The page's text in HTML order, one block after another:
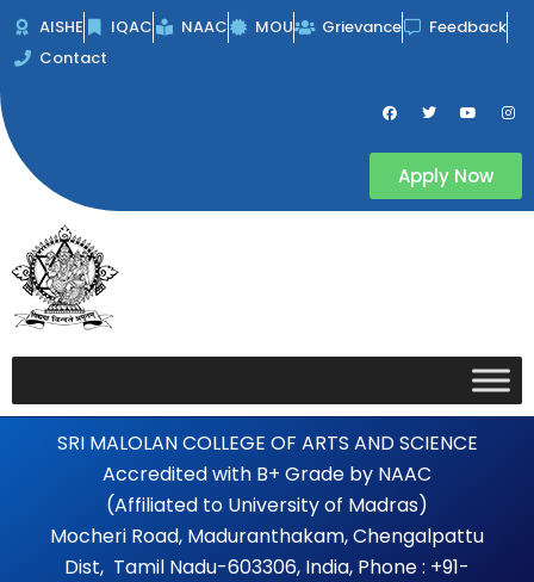
Skip
AISHE IQAC NAAC MOU Grievance
Feedback
Contact
F
a
k
T
w
e
Y
o
b
I
n
a
Apply Now
SRI MALOLAN COLLEGE OF ARTS AND SCIENCE
Accredited with B+ Grade by NAAC
(Affiliated to University of Madras)
Mocheri Road, Maduranthakam, Chengalpattu
Dist, Tamil Nadu-603306, India, Phone : +91-